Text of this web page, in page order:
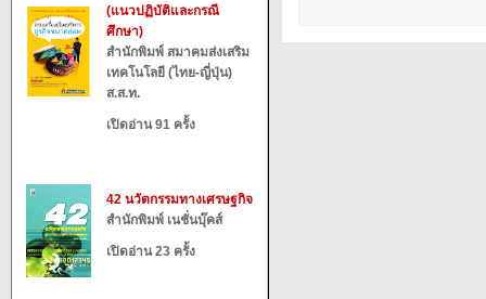
(แนวปฏิบัติและกรณี
ศึกษา)
สำนักพิมพ์ สมาคมส่งเสริม
เทคโนโลยี (ไทย-ญี่ปุ่น)
ส.ส.ท.
เปิดอ่าน 91 ครั้ง
42 นวัตกรรมทางเศรษฐกิจ
สำนักพิมพ์ เนชั่นบุ๊คส์
เปิดอ่าน 23 ครั้ง